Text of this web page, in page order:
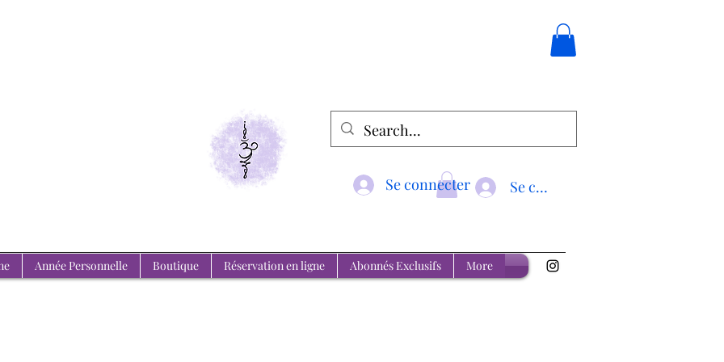
Se connecter
Se connecter
Année Personnelle Boutique Réservation en ligne Abonnés Exclusifs More